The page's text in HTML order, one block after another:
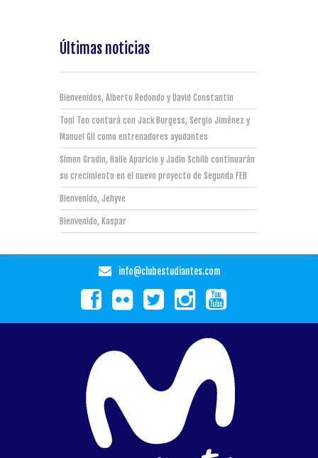
Últimas noticias
Bienvenidos, Alberto Redondo y David Constantin
Toni Ten contará con Jack Burgess, Sergio Jiménez y
Manuel Gil como entrenadores ayudantes
Simon Gradin, Haile Aparicio y Jadin Schilb continuarán
su crecimiento en el nuevo proyecto de Segunda FEB
Bienvenido, Jehyve
Bienvenido, Kaspar
info@clubestudiantes.com